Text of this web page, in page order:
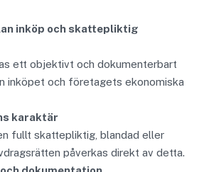
inköp och skattepliktig
ett objektivt och dokumenterbart
inköpet och företagets ekonomiska
karaktär
fullt skattepliktig, blandad eller
påverkas direkt av detta.